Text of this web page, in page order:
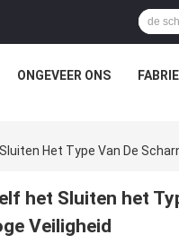
ONGEVEER ONS
Het Type Van De
het Sluiten het
Veiligheid